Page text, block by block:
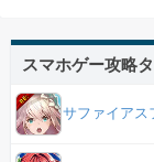
スマホゲー攻略
サファイアス